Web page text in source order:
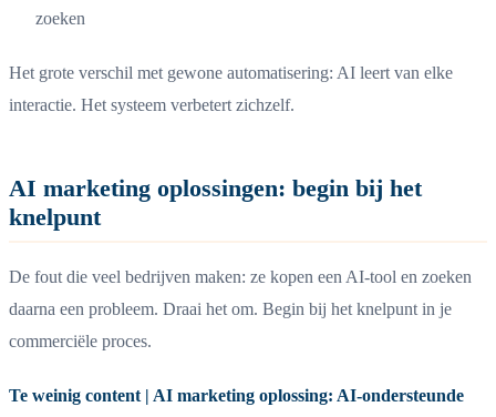
zoeken
Het grote verschil met gewone automatisering: AI leert van elke
interactie. Het systeem verbetert zichzelf.
AI marketing oplossingen: begin bij het
knelpunt
De fout die veel bedrijven maken: ze kopen een AI-tool en zoeken
daarna een probleem. Draai het om. Begin bij het knelpunt in je
commerciële proces.
Te weinig content | AI marketing oplossing: AI-ondersteunde